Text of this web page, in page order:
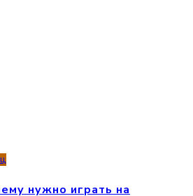
нужно играть на